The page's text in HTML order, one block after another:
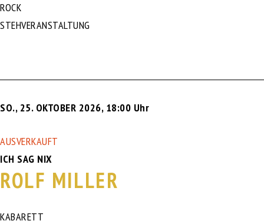
ROCK
STEHVERANSTALTUNG
SO., 25. OKTOBER 2026, 18:00 Uhr
AUSVERKAUFT
ICH SAG NIX
ROLF MILLER
KABARETT